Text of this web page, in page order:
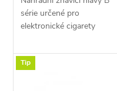
u
k
d
u
k
série určené pro
elektronické cigarety
řady B MTL jsou navrženy
speciálně pro jemné a
Tip